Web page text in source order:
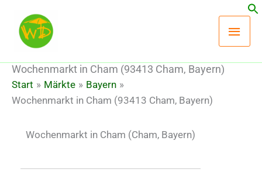
Inhalt
springen
Wochenmarkt in Cham (93413 Cham, Bayern)
Start Märkte
Bayern
Wochenmarkt in Cham (93413 Cham, Bayern)
Wochenmarkt in Cham (Cham, Bayern)